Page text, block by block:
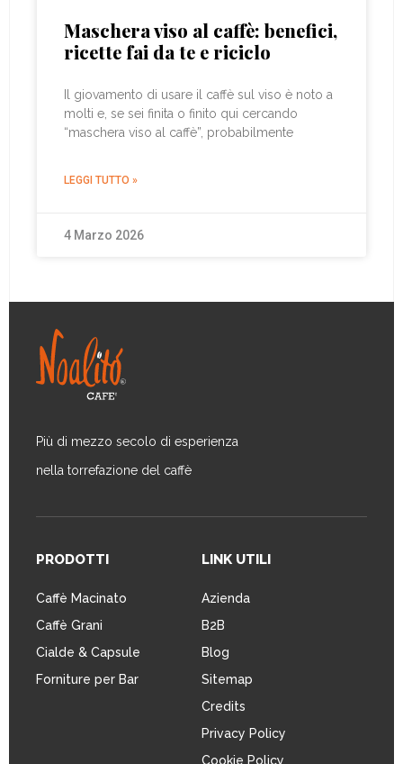
Maschera viso al caffè: benefici,
ricette fai da te e riciclo
Il giovamento di usare il caffè sul viso è noto a
molti e, se sei finita o finito qui cercando
“maschera viso al caffè”, probabilmente
LEGGI TUTTO »
4 Marzo 2026
Più di mezzo secolo di esperienza
nella torrefazione del caffè
PRODOTTI
Caffè Macinato
Caffè Grani
Cialde & Capsule
Forniture per Bar
LINK UTILI
Azienda
B2B
Blog
Sitemap
Credits
Privacy Policy
Cookie Policy